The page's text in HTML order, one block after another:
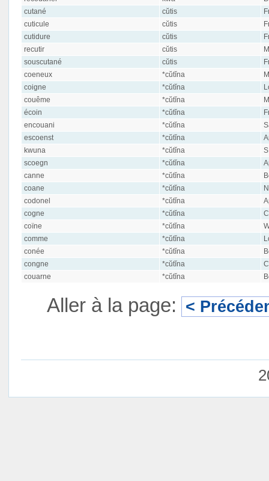
cutané
cŭtis
cuticule
cŭtis
cutidure
cŭtis
recutir
cŭtis
souscutané
cŭtis
coeneux
*cŭtĭna
coigne
*cŭtĭna
couême
*cŭtĭna
écoin
*cŭtĭna
encouani
*cŭtĭna
escoenst
*cŭtĭna
kwuna
*cŭtĭna
scoegn
*cŭtĭna
canne
*cŭtĭna
coane
*cŭtĭna
codonel
*cŭtĭna
cogne
*cŭtĭna
coïne
*cŭtĭna
comme
*cŭtĭna
conée
*cŭtĭna
congne
*cŭtĭna
couarne
*cŭtĭna
Aller à la page: <